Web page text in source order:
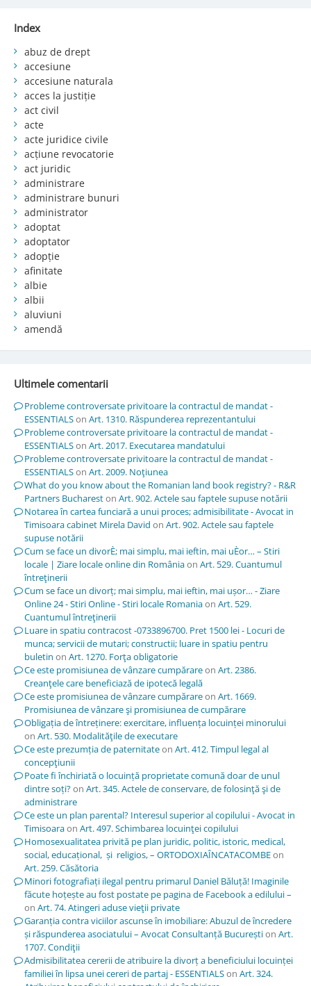
Index
abuz de drept
accesiune
accesiune naturala
acces la justiție
act civil
acte
acte juridice civile
acțiune revocatorie
act juridic
administrare
administrare bunuri
administrator
adoptat
adoptator
adopție
afinitate
albie
albii
aluviuni
amendă
Ultimele comentarii
Probleme controversate privitoare la contractul de mandat -
ESSENTIALSon Art. 1310. Răspunderea reprezentantului
Probleme controversate privitoare la contractul de mandat -
ESSENTIALSon Art. 2017. Executarea mandatului
Probleme controversate privitoare la contractul de mandat -
ESSENTIALSon Art. 2009. Noţiunea
What do you know about the Romanian land book registry? - R&R
Partners Buchareston Art. 902. Actele sau faptele supuse notării
Notarea în cartea funciară a unui proces; admisibilitate - Avocat in
Timisoara cabinet Mirela David on Art. 902. Actele sau faptele
supuse notării
Cum se face un divorÈ; mai simplu, mai ieftin, mai uÈor… – Stiri
locale | Ziare locale online din Româniaon Art. 529. Cuantumul
întreţinerii
Cum se face un divorț; mai simplu, mai ieftin, mai ușor… - Ziare
Online 24 - Stiri Online - Stiri locale Romaniaon Art. 529.
Cuantumul întreţinerii
Luare in spatiu contracost -0733896700. Pret 1500 lei - Locuri de
munca; servicii de mutari; constructii; luare in spatiu pentru
buletin on Art. 1270. Forţa obligatorie
Ce este promisiunea de vânzare cumpărareon Art. 2386.
Creanţele care beneficiază de ipotecă legală
Ce este promisiunea de vânzare cumpărareon Art. 1669.
Promisiunea de vânzare şi promisiunea de cumpărare
Obligația de întreținere: exercitare, influența locuinței minorului
on Art. 530. Modalităţile de executare
Ce este prezumția de paternitateon Art. 412. Timpul legal al
concepţiunii
Poate fi închiriată o locuință proprietate comună doar de unul
dintre soți?on Art. 345. Actele de conservare, de folosinţă şi de
administrare
Ce este un plan parental? Interesul superior al copilului - Avocat in
Timisoaraon Art. 497. Schimbarea locuinţei copilului
Homosexualitatea privită pe plan juridic, politic, istoric, medical,
social, educațional, și religios, – ORTODOXIAÎNCATACOMBEon
Art. 259. Căsătoria
Minori fotografiați ilegal pentru primarul Daniel Băluță! Imaginile
făcute hoțește au fost postate pe pagina de Facebook a edilului –
on Art. 74. Atingeri aduse vieţii private
Garanția contra viciilor ascunse în imobiliare: Abuzul de încredere
și răspunderea asociatului – Avocat Consultanță Bucureștion Art.
1707. Condiţii
Admisibilitatea cererii de atribuire la divorț a beneficiului locuinței
familiei în lipsa unei cereri de partaj - ESSENTIALSon Art. 324.